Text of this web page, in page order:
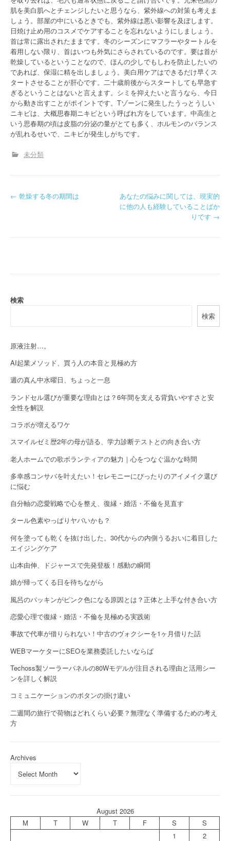
肌を美白肌へとチェンジしたいと思うなら、紫外線への対策も考えま
しょう。部屋の中にいるときでも、紫外線は悪い影響を及ぼします。
日焼け止め用のコスメでケアすることを忘れないようにしましょう。
首は常に露出されたままです。冬のシーズンにマフラーやタートルを
着用しない限り、首はいつも外気にさらされているのです。要は首が
乾燥しているということなので、ほんの少しでもしわを防止したいの
であれば、保湿に精を出しましょう。美白用ケアはできるだけ早くス
タートさせることが肝心です。二十歳前後からスタートしても早急す
ぎるということはないと言えます。シミを抑えたいと言うなら、今日
から動き出すことがポイントです。Tゾーンに発生したうっとうしい
ニキビは、大概思春期ニキビという呼ばれ方をしています。中高生と
いう思春期の頃は皮脂の分泌の量がとても多く、ホルモンのバランス
が乱れるせいで、ニキビが発生しがちです。
未分類
P
a
g
a
t
i
o
n
← 乾燥する冬の期間は
あなたの悩みに関しては、現実的
に他の人も経験していることばか
りです →
検索
検索
原液注射…。
AI起業メソッド、買う人の本音と見極め方
週の真ん中水曜日、ちょっと一息
ランドセル選びが重要な理由とは？6年間を支える背負いやすさと安
全性を解説
コラボが増えるワケ
スマイルゼミ歴2年の母が語る、学力診断テストとの向き合い方
老人ホームでの歌ボランティアの魅力｜心をつなぐ温かな時間
多幸感コンサバを叶えたい！セレモニーにぴったりのアイメイク選び
に悩む
自分軸の恋愛戦略で心を整え、復縁・婚活・不倫を見直す
タール色素やっぱりヤバいかも？
何を塗っても乾くを抜け出した。30代からの内側うるおいに着目した
エイジングケア
山本由伸、ドジャースで先発登板！感動の瞬間
娘が帰ってくる日を待ちながら
風呂のパッキンがピンク色になる原因とは？正体と上手な付き合い方
恋愛心理で復縁・婚活・不倫を見極める実践術
事故で代車が借りられない！中古のヴォクシーを1ヶ月借りた話
WEBマーケターにSEOを業務委託したいならば
Techoss製ソーラーパネルの80Wモデルが注目される理由と活用シー
ンを詳しく解説
コミュニケーションのボタンの掛け違い
二週間の旅行で荷物はどれくらい必要？無理なく準備するための考え
方
Archives
August 2026
M
T W T F S
S
1
2